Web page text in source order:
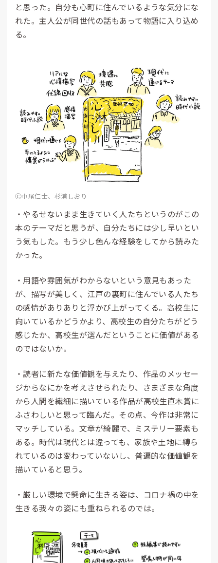
と思った。自分も心町に住んでいるような気分にな
れた。主人公が同世代の話もあって物語に入り込め
る。
Ⓒ中尾仁士、杉浦しおり
・やるせないまま生きていく人たちというのがこの
本のテーマだと思うが、自分たちには少し早いとい
う気もした。もう少し色んな経験をしてから読みた
かった。
・用語や雰囲気がわからないという意見もあった
が、描写が美しく、江戸の裏町に住んでいる人たち
の感情がありありと浮かび上がってくる。高校生に
向いているかどうかより、高校生の自分たちがどう
感じたか、高校生が選んだということに価値がある
のではないか。
・読者に新たな価値観を与えたり、作品のメッセー
ジからなにかを考えさせられたり、さまざまな角度
から人間を繊細に描いている作品が高校生直木賞に
ふさわしいと思って臨んだ。その点、今作は非常に
マッチしている。文章が綺麗で、ミステリー要素も
ある。時代は現代とは違っても、家族や土地に縛ら
れているのは変わっていないし、普遍的な価値観を
描いていると思う。
・厳しい環境で懸命に生きる姿は、コロナ禍の中を
生きる我々の姿にも重ねられるのでは。